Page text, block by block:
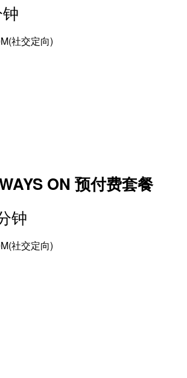
社交定向)
ON 预付费套餐
钟
社交定向)